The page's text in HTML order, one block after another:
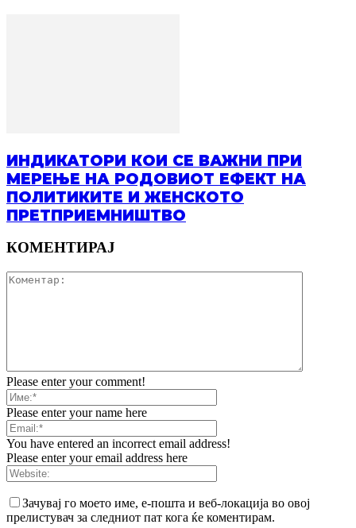
ИНДИКАТОРИ КОИ СЕ ВАЖНИ ПРИ
МЕРЕЊЕ НА РОДОВИОТ ЕФЕКТ НА
ПОЛИТИКИТЕ И ЖЕНСКОТО
ПРЕТПРИЕМНИШТВО
КОМЕНТИРАЈ
Please enter your comment!
Please enter your name here
You have entered an incorrect email address!
Please enter your email address here
Зачувај го моето име, е-пошта и веб-локација во овој
прелистувач за следниот пат кога ќе коментирам.